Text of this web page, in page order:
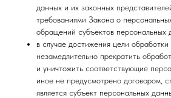
данных и их законных
требованиями Закона о
обращений субъектов персональных
в случае достижения цели
незамедлительно прекратить
и уничтожить соответствующие
иное не предусмотрено договором,
является субъект персональных